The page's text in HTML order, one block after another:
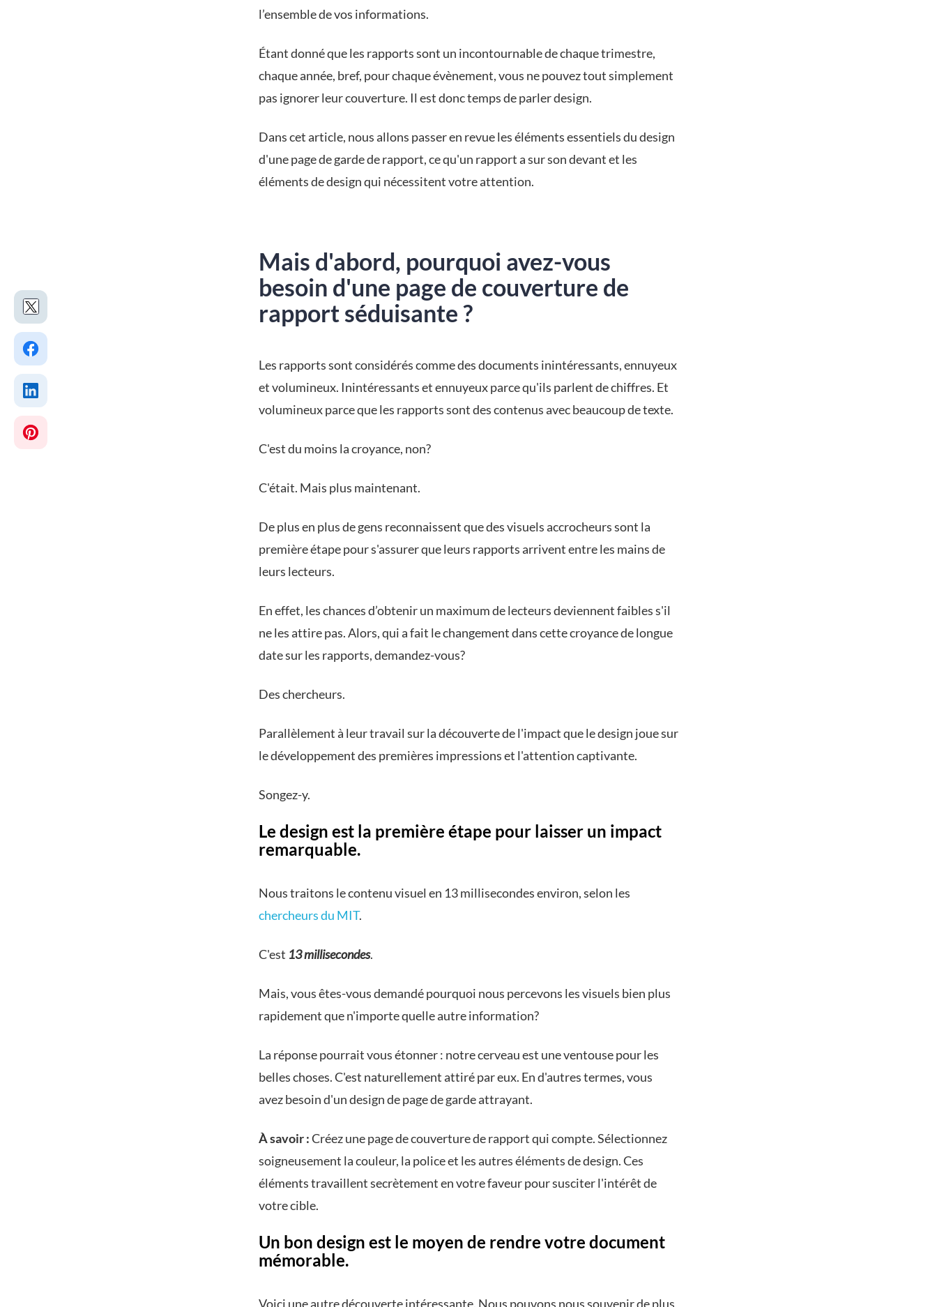
l’ensemble de vos informations.
Étant donné que les rapports sont un incontournable de chaque trimestre,
chaque année, bref, pour chaque évènement, vous ne pouvez tout simplement
pas ignorer leur couverture. Il est donc temps de parler design.
Dans cet article, nous allons passer en revue les éléments essentiels du design
d'une page de garde de rapport, ce qu'un rapport a sur son devant et les
éléments de design qui nécessitent votre attention.
Mais d'abord, pourquoi avez-vous
besoin d'une page de couverture de
rapport séduisante ?
Les rapports sont considérés comme des documents inintéressants, ennuyeux
et volumineux. Inintéressants et ennuyeux parce qu'ils parlent de chiffres. Et
volumineux parce que les rapports sont des contenus avec beaucoup de texte.
C'est du moins la croyance, non?
C'était. Mais plus maintenant.
De plus en plus de gens reconnaissent que des visuels accrocheurs sont la
première étape pour s'assurer que leurs rapports arrivent entre les mains de
leurs lecteurs.
En effet, les chances d’obtenir un maximum de lecteurs deviennent faibles s'il
ne les attire pas. Alors, qui a fait le changement dans cette croyance de longue
date sur les rapports, demandez-vous?
Des chercheurs.
Parallèlement à leur travail sur la découverte de l'impact que le design joue sur
le développement des premières impressions et l'attention captivante.
Songez-y.
Le design est la première étape pour laisser un impact
remarquable.
Nous traitons le contenu visuel en 13 millisecondes environ, selon les
chercheurs du MIT.
C'est 13 millisecondes.
Mais, vous êtes-vous demandé pourquoi nous percevons les visuels bien plus
rapidement que n'importe quelle autre information?
La réponse pourrait vous étonner : notre cerveau est une ventouse pour les
belles choses. C'est naturellement attiré par eux. En d'autres termes, vous
avez besoin d'un design de page de garde attrayant.
À savoir :Créez une page de couverture de rapport qui compte. Sélectionnez
soigneusement la couleur, la police et les autres éléments de design. Ces
éléments travaillent secrètement en votre faveur pour susciter l'intérêt de
votre cible.
Un bon design est le moyen de rendre votre document
mémorable.
Voici une autre découverte intéressante. Nous pouvons nous souvenir de plus